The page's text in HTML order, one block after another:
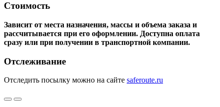
Стоимость
Зависит от места назначения, массы и объема заказа и
рассчитывается при его оформлении. Доступна оплата
сразу или при получении в транспортной компании.
Отслеживание
Отследить посылку можно на сайте saferoute.ru